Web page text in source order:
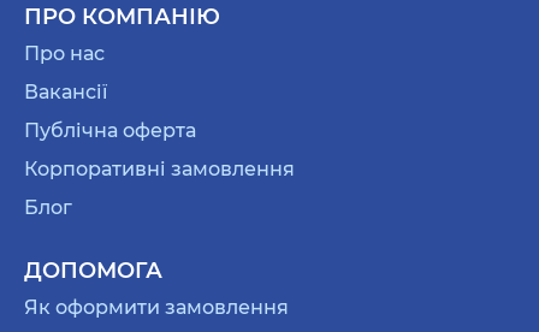
ПРО КОМПАНІЮ
Про нас
Вакансії
Публічна оферта
Корпоративні замовлення
Блог
ДОПОМОГА
Як оформити замовлення